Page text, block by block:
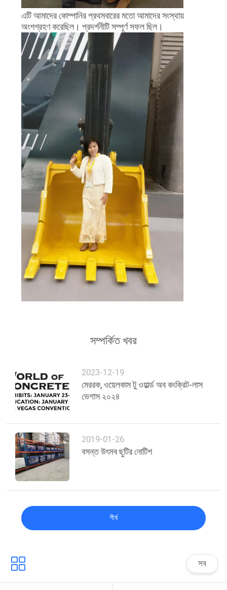
এটি আমাদের কোম্পানির প্রথমবারের মতো আমাদের সংস্থায়
অংশগ্রহণ করেছিল। প্রদর্শনীটি সম্পূর্ণ সফল ছিল।
সম্পর্কিত খবর
2023-12-19
মেররক, ওয়েলকাম টু ওয়ার্ল্ড অব কংক্রিট-লাস
ভেগাস ২০২৪
2019-01-26
বসন্ত উৎসব ছুটির নোটিশ
শীর্ষ
সব